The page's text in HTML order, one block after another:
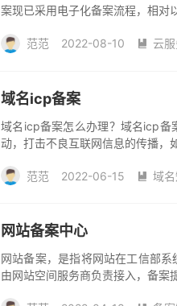
案现已采用电子化备案流程，相对
范范 2022-08-10  云
域名icp备案
域名icp备案怎么办理？域名icp备
动，打击不良互联网信息的传播，
范范 2022-06-15  域
网站备案中心
网站备案，是指将网站在工信部
由网站空间服务商负责接入，备案